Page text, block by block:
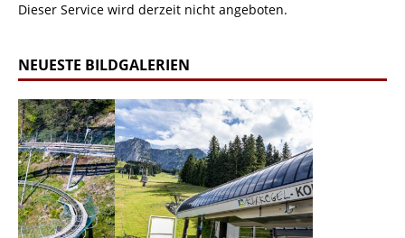
Dieser Service wird derzeit nicht angeboten.
NEUESTE BILDGALERIEN